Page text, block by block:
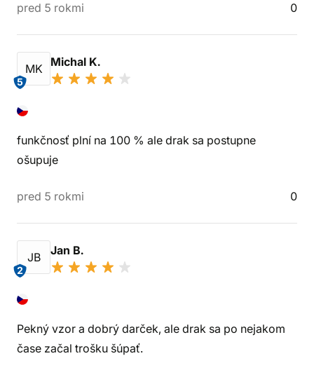
pred 5 rokmi 0
MK
5
Michal K.
funkčnosť plní na 100 % ale drak sa postupne
ošupuje
pred 5 rokmi 0
JB
2
Jan B.
Pekný vzor a dobrý darček, ale drak sa po nejakom
čase začal trošku šúpať.